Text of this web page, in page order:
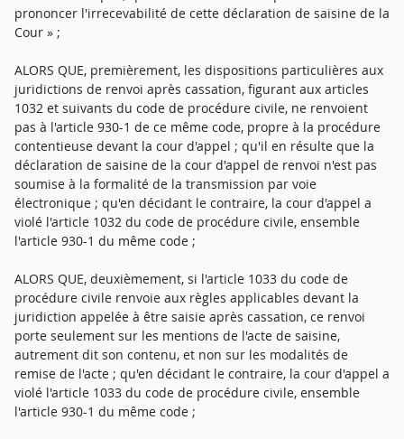
prononcer l'irrecevabilité de cette déclaration de saisine de la
Cour » ;
ALORS QUE, premièrement, les dispositions particulières aux
juridictions de renvoi après cassation, figurant aux articles
1032 et suivants du code de procédure civile, ne renvoient
pas à l'article 930-1 de ce même code, propre à la procédure
contentieuse devant la cour d'appel ; qu'il en résulte que la
déclaration de saisine de la cour d'appel de renvoi n'est pas
soumise à la formalité de la transmission par voie
électronique ; qu'en décidant le contraire, la cour d'appel a
violé l'article 1032 du code de procédure civile, ensemble
l'article 930-1 du même code ;
ALORS QUE, deuxièmement, si l'article 1033 du code de
procédure civile renvoie aux règles applicables devant la
juridiction appelée à être saisie après cassation, ce renvoi
porte seulement sur les mentions de l'acte de saisine,
autrement dit son contenu, et non sur les modalités de
remise de l'acte ; qu'en décidant le contraire, la cour d'appel a
violé l'article 1033 du code de procédure civile, ensemble
l'article 930-1 du même code ;